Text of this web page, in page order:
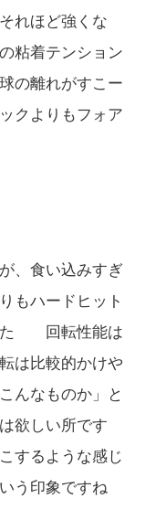
れほど強くな
粘着テンション
の離れがすこー
クよりもフォア
、食い込みすぎ
もハードヒット
た 回転性能は
は比較的かけや
んなものか」と
欲しい所です
するような感じ
う印象ですね